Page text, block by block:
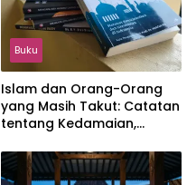
Buku
Islam dan Orang-Orang
yang Masih Takut: Catatan
tentang Kedamaian,
dalam Pemikiran Masykuri
Abdillah